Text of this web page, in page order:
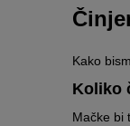
Kako
Koliko
Mačke bi